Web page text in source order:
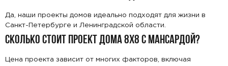
Да, наши проекты домов идеально подходят для жизни в
Санкт-Петербурге и Ленинградской области.
СКОЛЬКО СТОИТ ПРОЕКТ ДОМА 8X8 С МАНСАРДОЙ?
Цена проекта зависит от многих факторов, включая